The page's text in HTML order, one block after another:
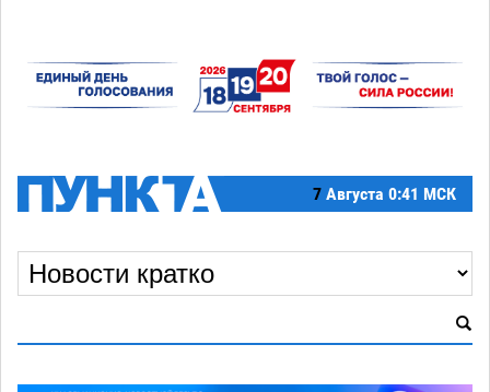
7 Августа 0:41 МСК